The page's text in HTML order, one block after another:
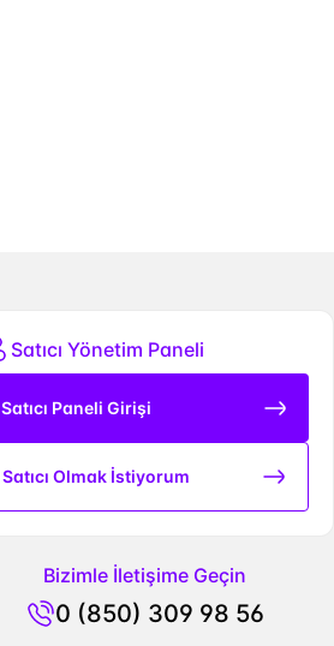
Satıcı Yönetim Paneli
Satıcı Paneli Girişi
Satıcı Olmak İstiyorum
Bizimle İletişime Geçin
0 (850) 309 98 56